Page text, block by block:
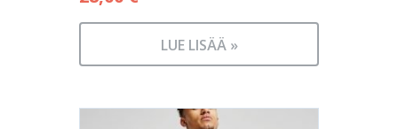
LUE LISÄÄ »